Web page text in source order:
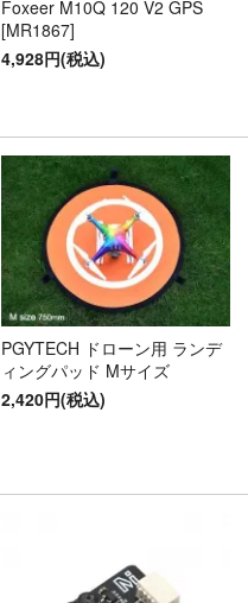
Foxeer M10Q 120 V2 GPS
[MR1867]
4,928円(税込)
PGYTECH ドローン用 ランデ
ィングパッド Mサイズ
2,420円(税込)